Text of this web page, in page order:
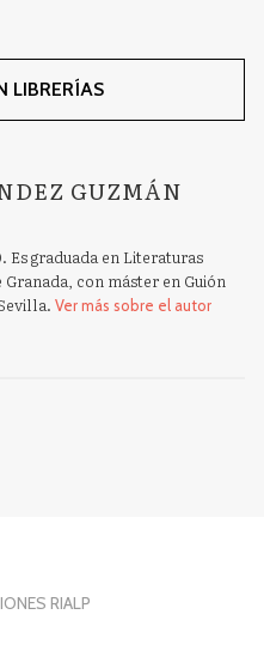
LIBRERÍAS
GUZMÁN
Es graduada en Literaturas
con máster en Guión
Ver más sobre el autor
RIALP